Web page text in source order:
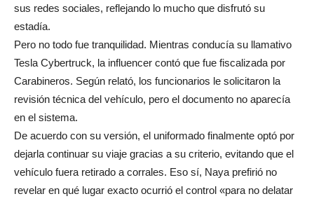
sus redes sociales, reflejando lo mucho que disfrutó su
estadía.
Pero no todo fue tranquilidad. Mientras conducía su llamativo
Tesla Cybertruck, la influencer contó que fue fiscalizada por
Carabineros. Según relató, los funcionarios le solicitaron la
revisión técnica del vehículo, pero el documento no aparecía
en el sistema.
De acuerdo con su versión, el uniformado finalmente optó por
dejarla continuar su viaje gracias a su criterio, evitando que el
vehículo fuera retirado a corrales. Eso sí, Naya prefirió no
revelar en qué lugar exacto ocurrió el control «para no delatar